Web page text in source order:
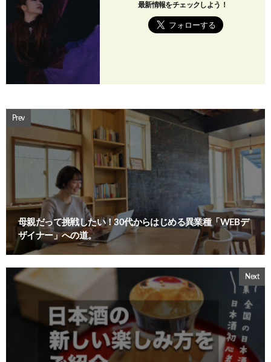
最新情報をチェックしよう！
Prev
母親だって挑戦したい！30代からはじめる異業種「WEBデ
ザイナー」への道。
Next